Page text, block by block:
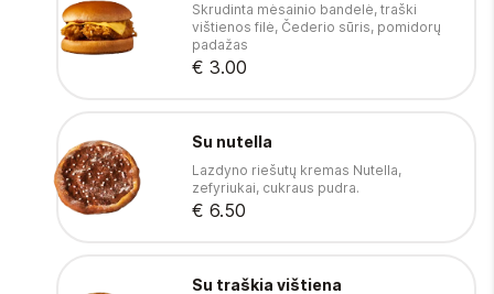
Skrudinta mėsainio bandelė, traški
vištienos filė, Čederio sūris, pomidorų
padažas
€ 3.00
Su nutella
Lazdyno riešutų kremas Nutella,
zefyriukai, cukraus pudra.
€ 6.50
Su traškia vištiena